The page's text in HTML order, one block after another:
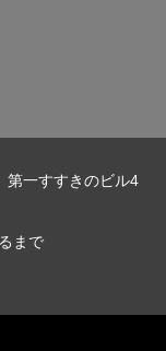
第一すすきのビル4
まで